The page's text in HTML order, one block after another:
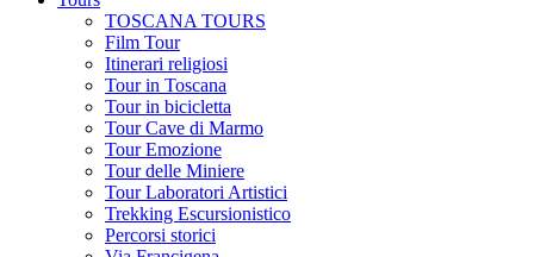
TOSCANA TOURS
Film Tour
Itinerari religiosi
Tour in Toscana
Tour in bicicletta
Tour Cave di Marmo
Tour Emozione
Tour delle Miniere
Tour Laboratori Artistici
Trekking Escursionistico
Percorsi storici